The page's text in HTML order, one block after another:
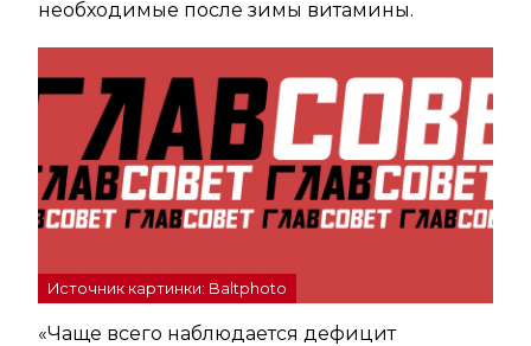
необходимые после зимы витамины.
Источник картинки: Baltphoto
«Чаще всего наблюдается дефицит